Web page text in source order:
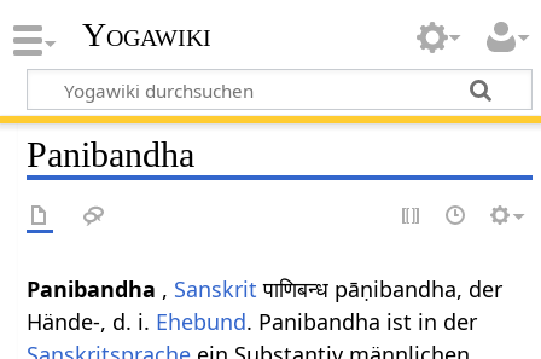
Yogawiki
Panibandha
Panibandha , Sanskrit पाणिबन्ध pāṇibandha, der
Hände-, d. i. Ehebund. Panibandha ist in der